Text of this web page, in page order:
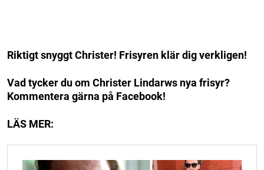
Riktigt snyggt Christer! Frisyren klär dig verkligen!
Vad tycker du om Christer Lindarws nya frisyr?
Kommentera gärna på Facebook!
LÄS MER: